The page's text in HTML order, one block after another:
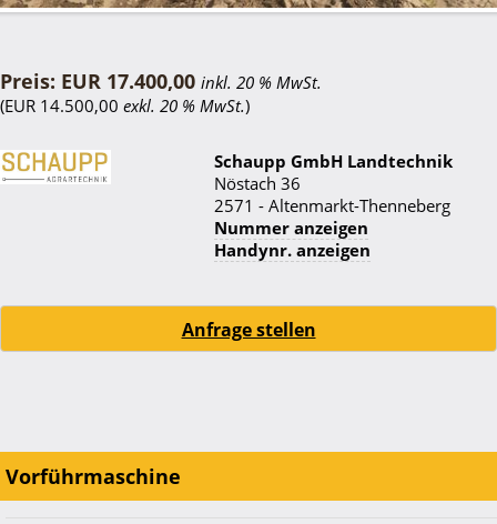
Preis: EUR 17.400,00 inkl. 20 % MwSt.
(EUR 14.500,00 exkl. 20 % MwSt.)
Schaupp GmbH Landtechnik
Nöstach 36
2571 - Altenmarkt-Thenneberg
Nummer anzeigen
Handynr. anzeigen
Vorführmaschine